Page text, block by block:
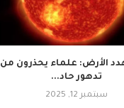
الأرض: علماء يحذرون من
تدهور حاد...
سبتمبر 12, 2025